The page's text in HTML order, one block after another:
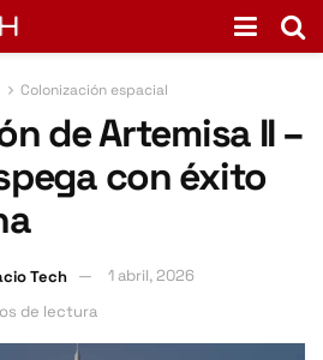
Colonización espacial
de Artemisa II –
con éxito
Tech
1 abril, 2026
de lectura